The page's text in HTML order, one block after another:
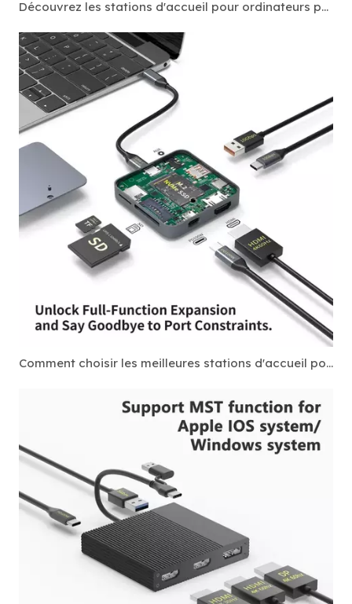
Découvrez les stations d'accueil pour ordinateurs portables pour les professionnels de l'informatique
Comment choisir les meilleures stations d'accueil pour les ordinateurs portables Windows en 2026